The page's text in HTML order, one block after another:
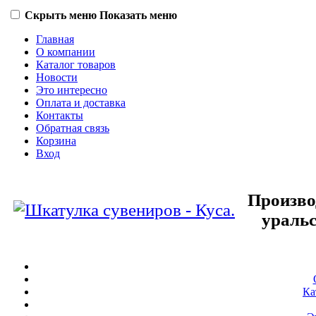
Скрыть меню Показать меню
Главная
О компании
Каталог товаров
Новости
Это интересно
Оплата и доставка
Контакты
Обратная связь
Корзина
Вход